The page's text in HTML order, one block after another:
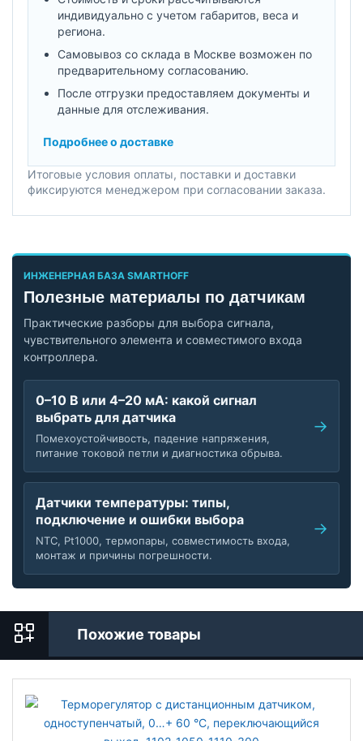
индивидуально с учетом габаритов, веса и
региона.
Самовывоз со склада в Москве возможен по
предварительному согласованию.
После отгрузки предоставляем документы и
данные для отслеживания.
Подробнее о доставке
Итоговые условия оплаты, поставки и доставки
фиксируются менеджером при согласовании заказа.
ИНЖЕНЕРНАЯ БАЗА SMARTHOFF
Полезные материалы по датчикам
Практические разборы для выбора сигнала,
чувствительного элемента и совместимого входа
контроллера.
0–10 В или 4–20 мА: какой сигнал
выбрать для датчика
Помехоустойчивость, падение напряжения,
питание токовой петли и диагностика обрыва.
Датчики температуры: типы,
подключение и ошибки выбора
NTC, Pt1000, термопары, совместимость входа,
монтаж и причины погрешности.
Похожие товары